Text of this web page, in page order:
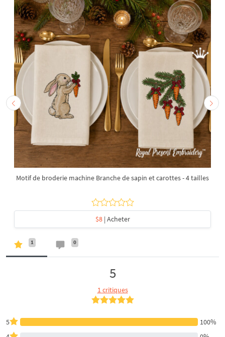
Motif de broderie machine Branche de sapin et carottes - 4 tailles
$8| Acheter
1 0
5
1 critiques
5
100%